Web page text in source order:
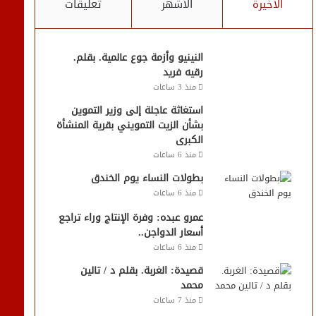
الأخيرة الأشهر تعليقات
النينيو وأزمة جوع عالمية. بقلم.
رقيه فريد
منذ 3 ساعات
استغاثة عاجلة إلى وزير التموين
بشأن الزيت التمويني بقرية المنشأة
الكبرى
منذ 6 ساعات
بطولات النساء يوم الخندق
منذ 6 ساعات
عمرو عبده: وفرة الإنتاج وراء تراجع
أسعار الدواجن..
منذ 6 ساعات
قصيدة: الغربة. بقلم د / تالين
محمد
منذ 7 ساعات